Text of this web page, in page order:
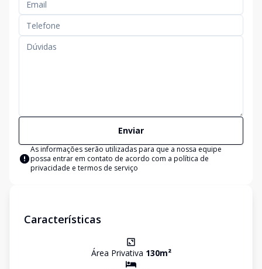
Enviar
As informações serão utilizadas para que a nossa equipe
possa entrar em contato de acordo com a política de
privacidade e termos de serviço
Características
Área Privativa 130m²